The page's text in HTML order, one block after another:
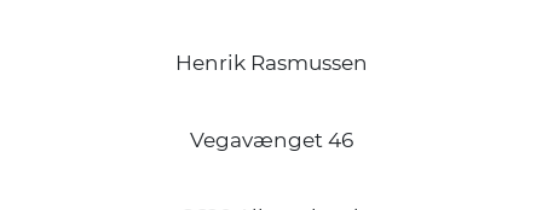
Henrik Rasmussen
Vegavænget 46